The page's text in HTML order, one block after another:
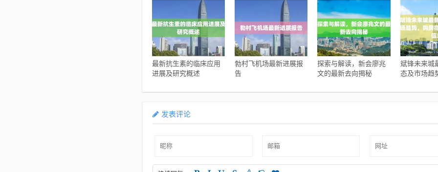
最新抗生素的临床应用
进展及研究概述
勃村飞机场最新进展报
告
探索与解读，新会廖兆
文的最新去向揭秘
斌锋未来城
态及市场趋
发表评论